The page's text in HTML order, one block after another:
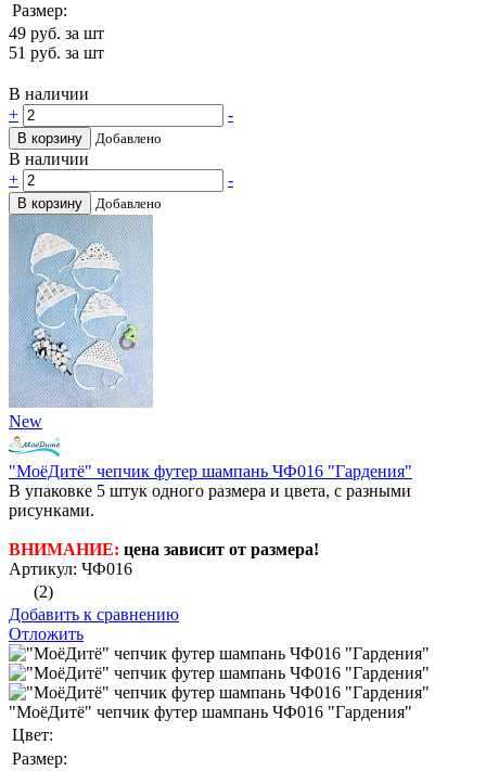
Размер:
49 руб. за шт
51 руб. за шт
В наличии
+
-
В корзину Добавлено
В наличии
+
-
В корзину Добавлено
New
"МоёДитё" чепчик футер шампань ЧФ016 "Гардения"
В упаковке 5 штук одного размера и цвета, с разными
рисунками.
ВНИМАНИЕ: цена зависит от размера!
Артикул: ЧФ016
(2)
Добавить к сравнению
Отложить
"МоёДитё" чепчик футер шампань ЧФ016 "Гардения"
Цвет:
Размер: